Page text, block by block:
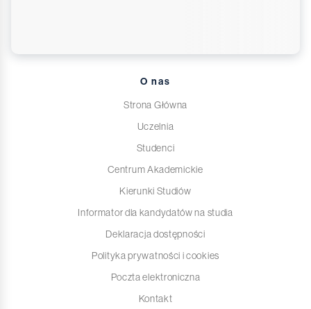
O nas
Strona Główna
Uczelnia
Studenci
Centrum Akademickie
Kierunki Studiów
Informator dla kandydatów na studia
Deklaracja dostępności
Polityka prywatności i cookies
Poczta elektroniczna
Kontakt